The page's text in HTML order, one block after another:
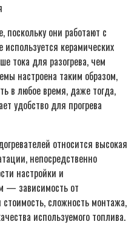
они работают с
используется керамических
тока для разогрева, чем
настроена таким образом,
в любое время, даже тогда,
удобство для прогрева
относится высокая
непосредственно
настройки и
— зависимость от
стоимость, сложность монтажа,
используемого топлива.